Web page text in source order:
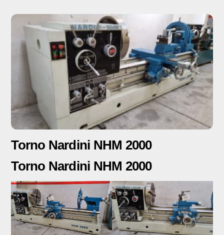
Torno Nardini NHM 2000
Torno Nardini NHM 2000